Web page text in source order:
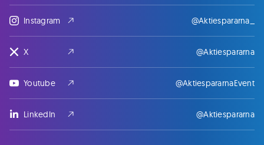
Instagram @Aktiespararna_
X @Aktiespararna
Youtube @AktiespararnaEvent
LinkedIn @Aktiespararna